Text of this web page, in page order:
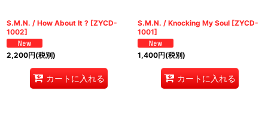
S.M.N. / How About It ? [ZYCD-
1002]
2,200円(税別)
カートに入れる
S.M.N. / Knocking My Soul [ZYCD-
1001]
1,400円(税別)
カートに入れる